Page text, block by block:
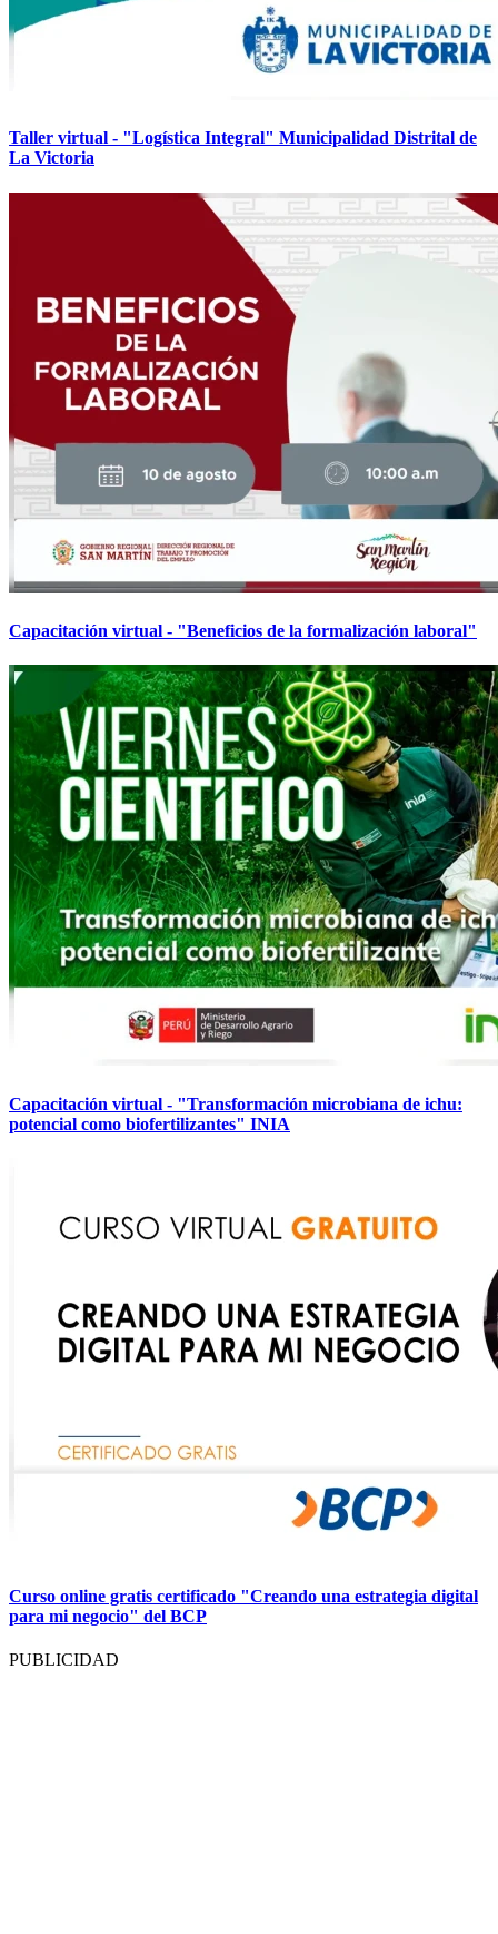
Taller virtual - "Logística Integral" Municipalidad Distrital de
La Victoria
Capacitación virtual - "Beneficios de la formalización laboral"
Capacitación virtual - "Transformación microbiana de ichu:
potencial como biofertilizantes" INIA
Curso online gratis certificado "Creando una estrategia digital
para mi negocio" del BCP
PUBLICIDAD